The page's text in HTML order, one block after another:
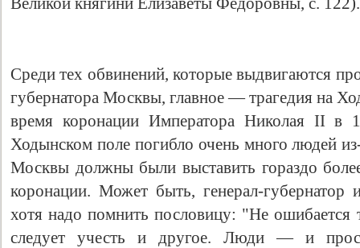
Среди тех обвинений, которые выдвигаются
губернатора Москвы, главное — трагедия на
время коронации Императора Николая II в
Ходынском поле погибло очень много людей
Москвы должны были выставить гораздо
коронации. Может быть, генерал-
хотя надо помнить пословицу: "Не ошибается
следует учесть и другое. Люди — и